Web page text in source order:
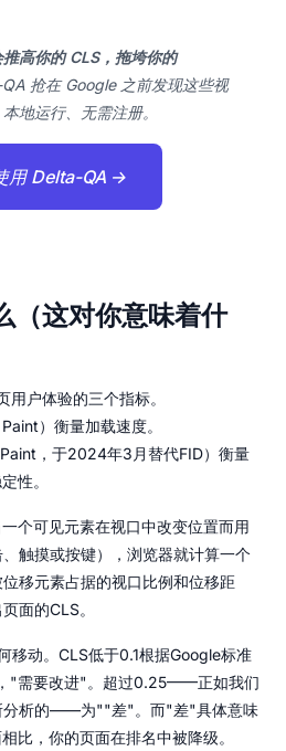
高你的 CLS，拖垮你的
抢在 Google 之前发现这些视
地运行、无需注册。
用 Delta-QA →
（这对你意味着什
户体验的三个指标。
）衡量加载速度。
，于2024年3月替代FID）衡量
性。
个可见元素在视口中改变位置而用
触摸或按键），浏览器就计算一个
移元素占据的视口比例和位移距
面的CLS。
移动。CLS低于0.1根据Google标准
"需要改进"。超过0.25——正如我们
分析的——为""差"。而"差"具体意味
比，你的页面在排名中被降级。